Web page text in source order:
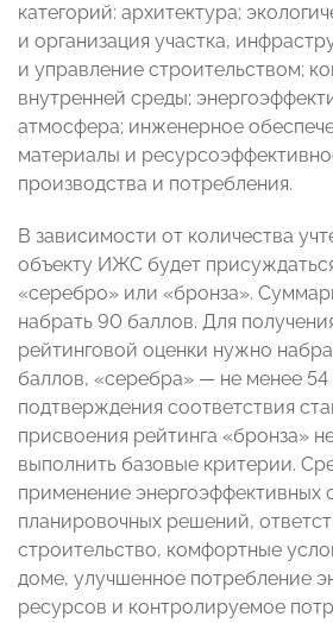
категорий: архитектура;
и организация участка,
и управление строительством;
внутренней среды;
атмосфера; инженерное
материалы и
производства и потребления.
В зависимости от количества
объекту ИЖС будет
«серебро» или «бронза».
набрать 90 баллов. Для
рейтинговой оценки нужно
баллов, «серебра» — не менее 54
подтверждения соответствия
присвоения рейтинга «бронза»
выполнить базовые критерии.
применение энергоэффективных
планировочных решений,
строительство, комфортные
доме, улучшенное потребление
ресурсов и контролируемое